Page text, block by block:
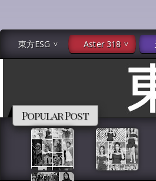
東方ESG Aster 318
Popular Post